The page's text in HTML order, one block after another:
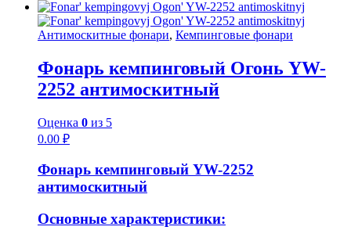
Антимоскитные фонари, Кемпинговые фонари
Фонарь кемпинговый Огонь YW-
2252 антимоскитный
Оценка 0 из 5
0.00 ₽
Фонарь кемпинговый YW-2252
антимоскитный
Основные характеристики: